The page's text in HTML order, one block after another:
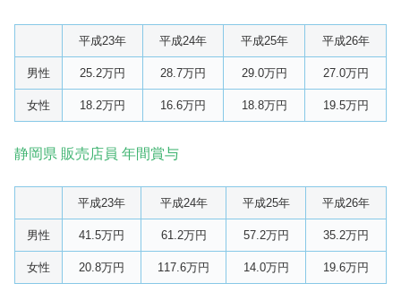
平成23年 平成24年 平成25年 平成26年
男性 25.2万円 28.7万円 29.0万円 27.0万円
女性 18.2万円 16.6万円 18.8万円 19.5万円
静岡県 販売店員 年間賞与
平成23年 平成24年 平成25年 平成26年
男性 41.5万円 61.2万円 57.2万円 35.2万円
女性 20.8万円 117.6万円 14.0万円 19.6万円